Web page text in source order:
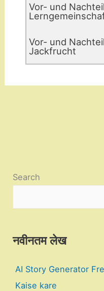
Vor- und
Vor- und
Jackfrucht
Search
नवीनतम लेख
AI Story Generator
Kaise kare